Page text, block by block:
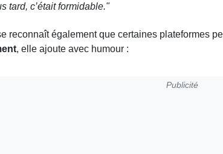
tard, c’était formidable."
reconnaît également que certaines plateformes
, elle ajoute avec humour :
Publicité